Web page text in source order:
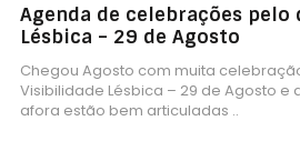
Agenda de celebrações
Lésbica – 29 de Agosto
Chegou Agosto com muita
Visibilidade Lésbica – 29 de Agosto e
afora estão bem articuladas ..